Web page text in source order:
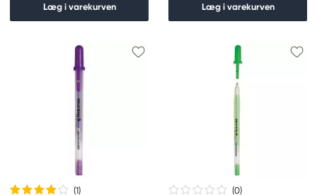
Læg i varekurven Læg i varekurven
(1)
(0)